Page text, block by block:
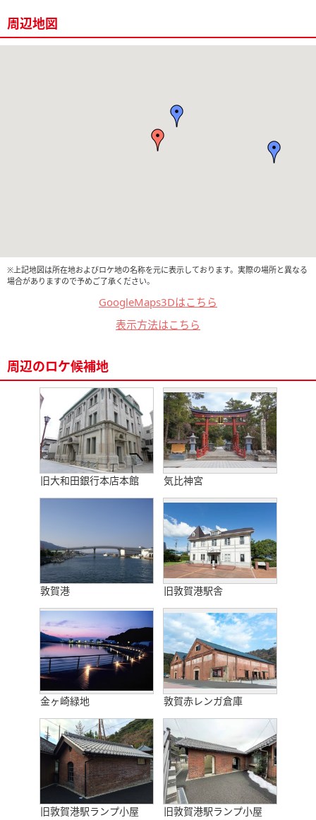
周辺地図
※上記地図は所在地およびロケ地の名称を元に表示しております。実際の場所と異なる
場合がありますので予めご了承ください。
GoogleMaps3Dはこちら
表示方法はこちら
周辺のロケ候補地
旧大和田銀行本店本館 気比神宮
敦賀港 旧敦賀港駅舎
金ヶ崎緑地 敦賀赤レンガ倉庫
旧敦賀港駅ランプ小屋 旧敦賀港駅ランプ小屋